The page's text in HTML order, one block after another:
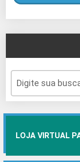
LOJA VIRTUAL